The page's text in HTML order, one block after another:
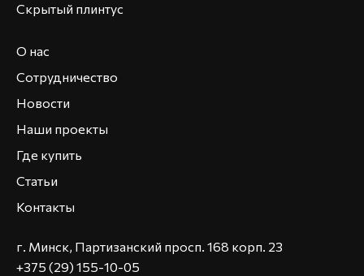
Скрытый плинтус
О нас
Сотрудничество
Новости
Наши проекты
Где купить
Статьи
Контакты
г. Минск, Партизанский просп. 168 корп. 23
+375 (29) 155-10-05